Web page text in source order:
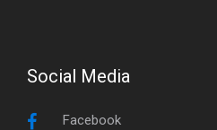
Social Media
Facebook